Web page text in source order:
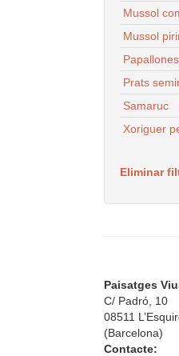
Mussol
Mussol
Prats
Samaruc
Xoriguer
Eliminar
Paisatges
C/ Padró, 10
08511
(Barcelona)
Contacte: